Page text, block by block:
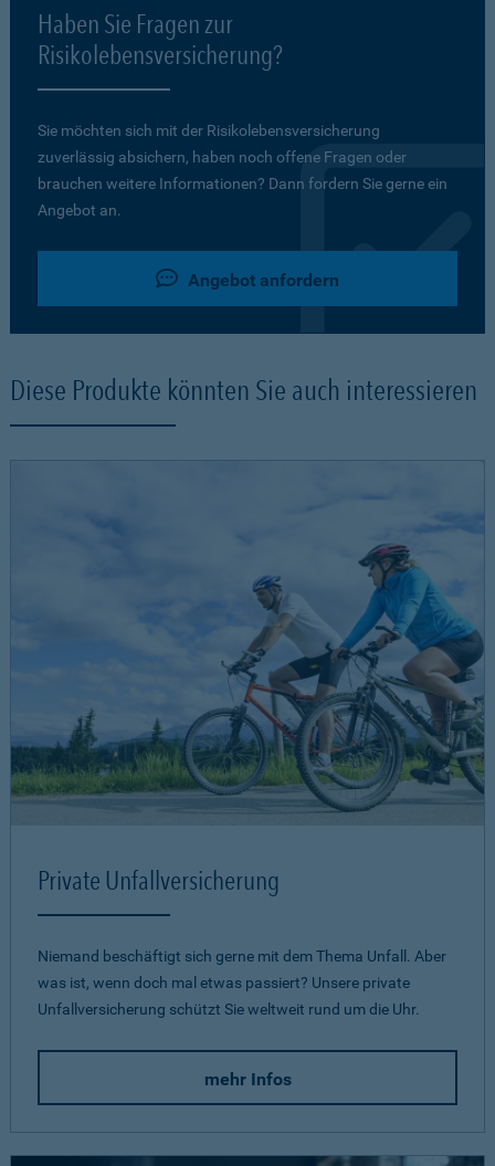
Haben Sie Fragen zur
Risikolebensversicherung?
Sie möchten sich mit der Risikolebensversicherung
zuverlässig absichern, haben noch offene Fragen oder
brauchen weitere Informationen? Dann fordern Sie gerne ein
Angebot an.
Angebot anfordern
Diese Produkte könnten Sie auch interessieren
Private Unfallversicherung
Niemand beschäftigt sich gerne mit dem Thema Unfall. Aber
was ist, wenn doch mal etwas passiert? Unsere private
Unfallversicherung schützt Sie weltweit rund um die Uhr.
mehr Infos